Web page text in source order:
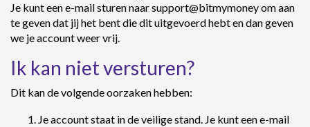
Je kunt een e-mail sturen naar support@bitmymoney om aan
te geven dat jij het bent die dit uitgevoerd hebt en dan geven
we je account weer vrij.
Ik kan niet versturen?
Dit kan de volgende oorzaken hebben:
Je account staat in de veilige stand. Je kunt een e-mail